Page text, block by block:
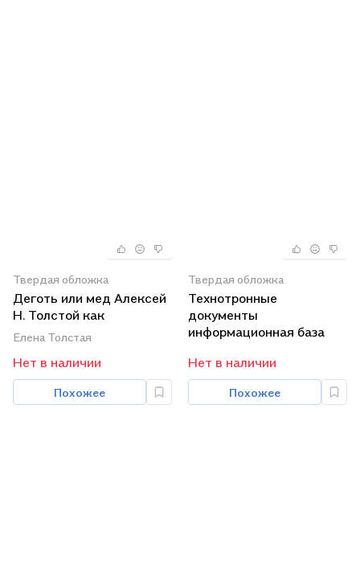
Твердая обложка
Деготь или мед Алексей
Н. Толстой как
неизвестный писатель
Елена Толстая
Нет в наличии
Похожее
Твердая обложка
Технотронные
документы
информационная база
архивоведения…
Нет в наличии
Похожее